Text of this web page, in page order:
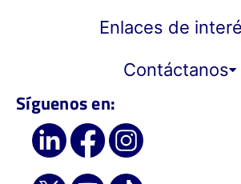
Enlaces de
Contáctanos
Síguenos en: